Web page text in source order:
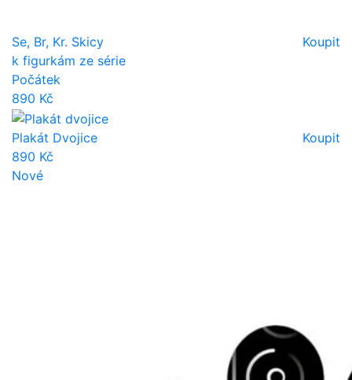
Se, Br, Kr. Skicy
k figurkám ze série
Počátek
890 Kč
Koupit
Plakát Dvojice
890 Kč
Koupit
Nové